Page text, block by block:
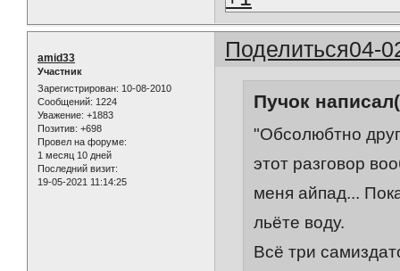
Поделиться04-
amid33
Участник
Зарегистрирован: 10-08-2010
Сообщений: 1224
Уважение: +1883
Позитив: +698
Провел на форуме:
1 месяц 10 дней
Последний визит:
19-05-2021 11:14:25
Пучок
"Обсолюбтно
этот разговор
меня айпад...
льёте воду.
Всё три